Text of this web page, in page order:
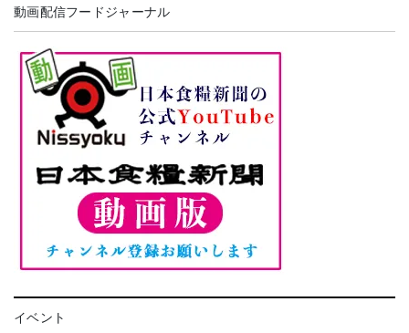
動画配信フードジャーナル
イベント